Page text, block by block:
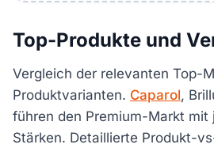
Top-Produkte und
Vergleich der relevanten Top-
Produktvarianten. Caparol,
führen den Premium-Markt mit
Stärken. Detaillierte Produkt-